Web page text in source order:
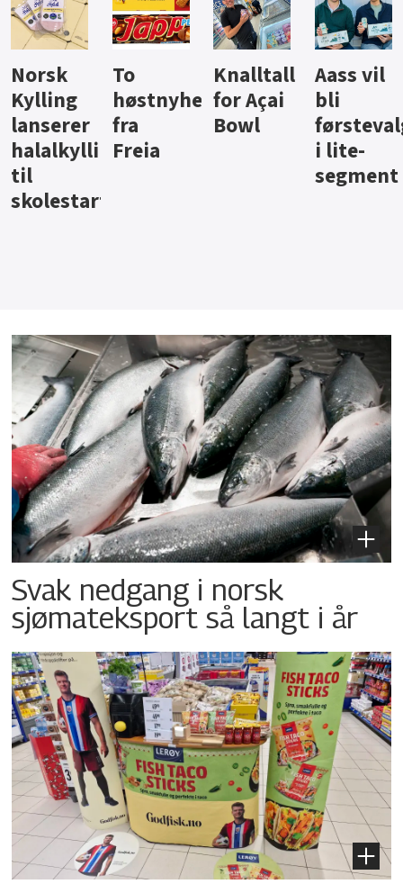
Knalltall
for Açai
Bowl
Aass vil
bli
førstevalg
i lite-
Brus og
jus fra
Berentsen
Hard
iste fra
Hansa
Svak nedgang i norsk
sjømateksport så langt i år